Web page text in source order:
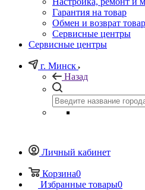
Гарантия на товар
Обмен и возврат
Сервисные центры
Сервисные центры
г. Минск
Назад
Личный кабинет
Корзина0
Избранные товары0